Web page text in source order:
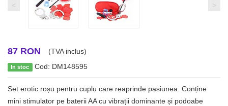
< >
87 RON (TVA inclus)
In stoc Cod: DM148595
Set erotic roșu pentru cuplu care reaprinde pasiunea. Conține
mini stimulator pe baterii AA cu vibrații dominante și podoabe